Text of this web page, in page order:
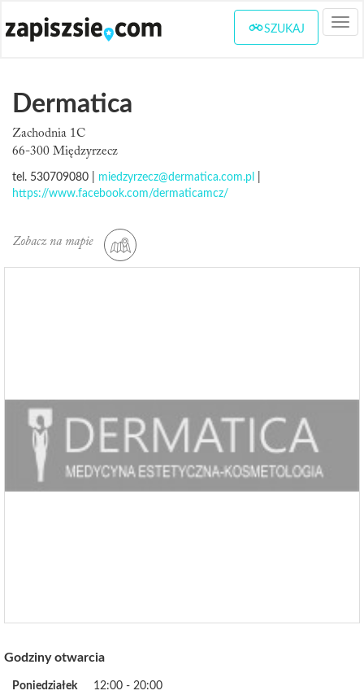
SZUKAJ
Dermatica
Zachodnia 1C
66-300 Międzyrzecz
tel. 530709080 | miedzyrzecz@dermatica.com.pl
https://www.facebook.com/dermaticamcz/
Zobacz na mapie
Godziny otwarcia
Poniedziałek
12:00 - 20:00